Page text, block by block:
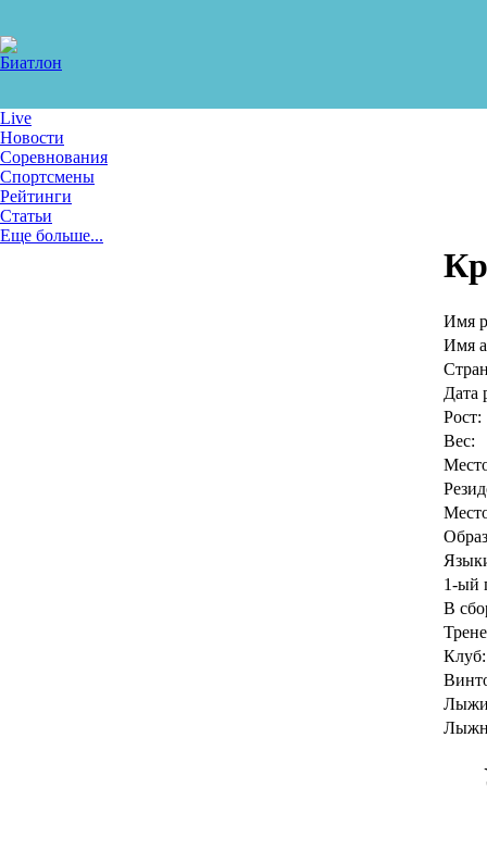
Live
Новости
Соревнования
Спортсмены
Рейтинги
Статьи
Еще больше...
Имя
Имя
Дата
Рост:
Вес:
1-ый
В
Клуб: